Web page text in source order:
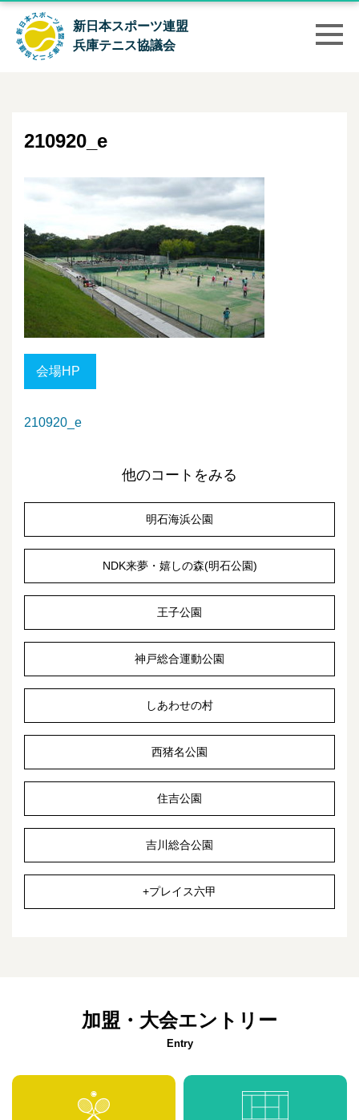
新日本スポーツ連盟
兵庫テニス協議会
210920_e
会場HP
210920_e
他のコートをみる
明石海浜公園
NDK来夢・嬉しの森(明石公園)
王子公園
神戸総合運動公園
しあわせの村
西猪名公園
住吉公園
吉川総合公園
+プレイス六甲
加盟・大会エントリー
Entry